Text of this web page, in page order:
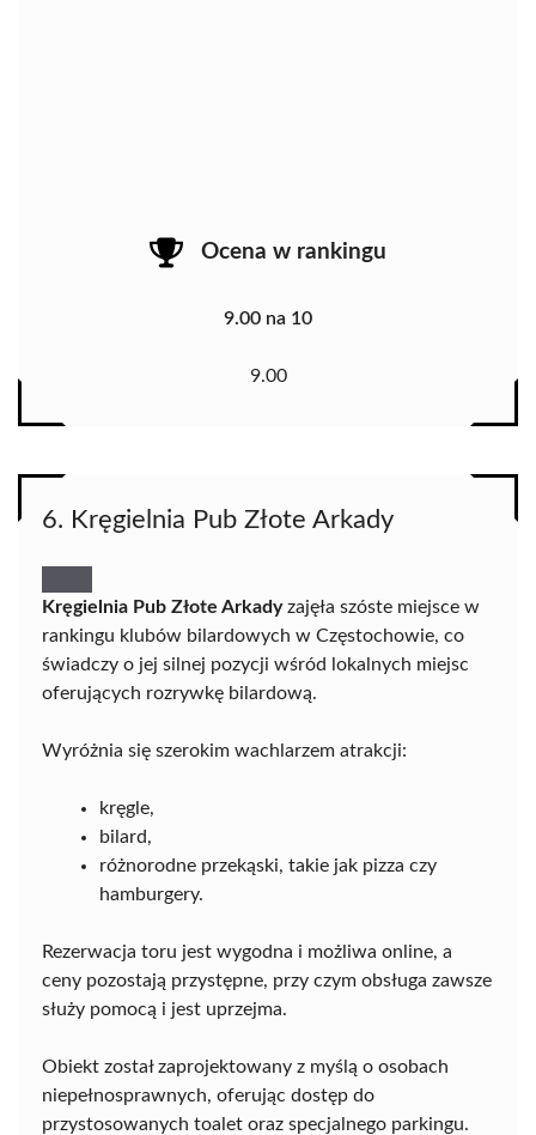
Ocena w rankingu
9.00 na 10
9.00
6. Kręgielnia Pub Złote Arkady
Kręgielnia Pub Złote Arkadyzajęła szóste miejsce w
rankingu klubów bilardowych w Częstochowie, co
świadczy o jej silnej pozycji wśród lokalnych miejsc
oferujących rozrywkę bilardową.
Wyróżnia się szerokim wachlarzem atrakcji:
kręgle,
bilard,
różnorodne przekąski, takie jak pizza czy
hamburgery.
Rezerwacja toru jest wygodna i możliwa online, a
ceny pozostają przystępne, przy czym obsługa zawsze
służy pomocą i jest uprzejma.
Obiekt został zaprojektowany z myślą o osobach
niepełnosprawnych, oferując dostęp do
przystosowanych toalet oraz specjalnego parkingu.